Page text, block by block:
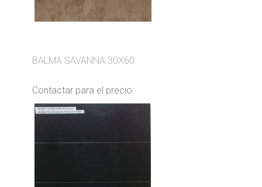
BALMA SAVANNA 30X60
Contactar para el precio: